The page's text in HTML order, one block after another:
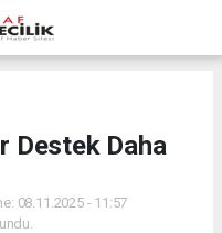
Destek Daha
08.11.2025 - 11:57